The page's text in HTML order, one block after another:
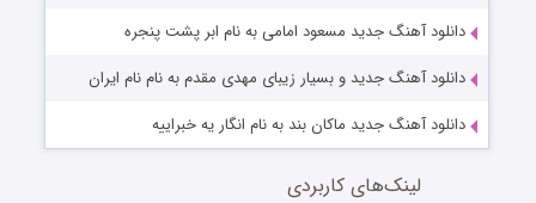
دانلود آهنگ جدید مسعود امامی به نام ابر پشت پنجره
دانلود آهنگ جدید و بسیار زیبای مهدی مقدم به نام نام ایران
دانلود آهنگ جدید ماکان بند به نام انگار یه خبراییه
لینک‌های کاربردی